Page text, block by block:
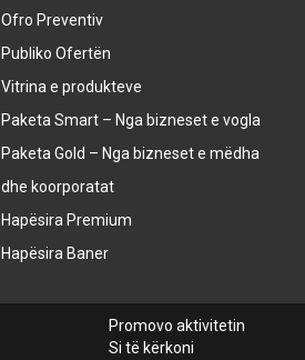
Ofro Preventiv
Publiko Ofertën
Vitrina e produkteve
Paketa Smart – Nga bizneset e vogla
Paketa Gold – Nga bizneset e mëdha
dhe koorporatat
Hapësira Premium
Hapësira Baner
Promovo aktivitetin
Si të kërkoni